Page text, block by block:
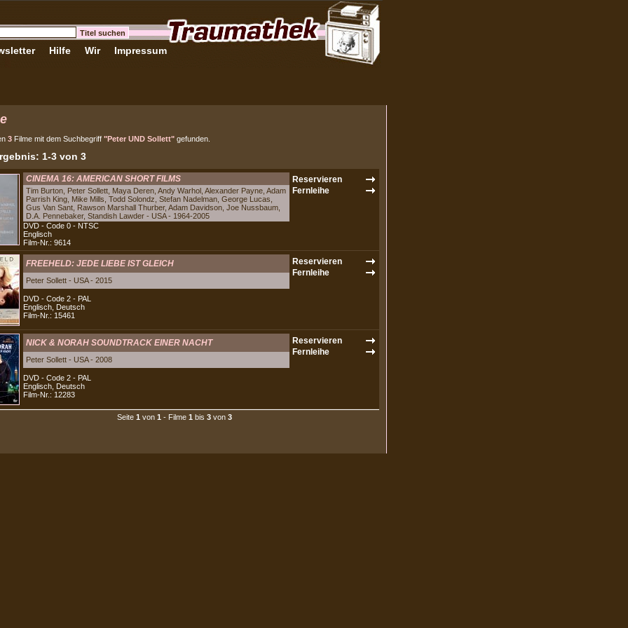
Hilfe Wir Impressum
3 Filme mit dem Suchbegriff "Peter UND Sollett" gefunden.
1-3 von 3
CINEMA 16: AMERICAN SHORT FILMS
Tim Burton, Peter Sollett, Maya Deren, Andy Warhol, Alexander Payne, Adam
Parrish King, Mike Mills, Todd Solondz, Stefan Nadelman, George Lucas,
Gus Van Sant, Rawson Marshall Thurber, Adam Davidson, Joe Nussbaum,
D.A. Pennebaker, Standish Lawder - USA - 1964-2005
DVD - Code 0 - NTSC
Englisch
Film-Nr.: 9614
FREEHELD: JEDE LIEBE IST GLEICH
Peter Sollett - USA - 2015
DVD - Code 2 - PAL
Englisch, Deutsch
Film-Nr.: 15461
NICK & NORAH SOUNDTRACK EINER NACHT
Peter Sollett - USA - 2008
DVD - Code 2 - PAL
Englisch, Deutsch
Film-Nr.: 12283
Seite 1 von 1 - Filme 1 bis 3von 3